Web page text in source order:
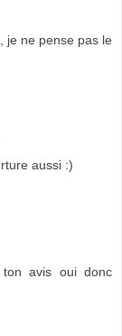
je ne pense pas le
aussi :)
avis oui donc